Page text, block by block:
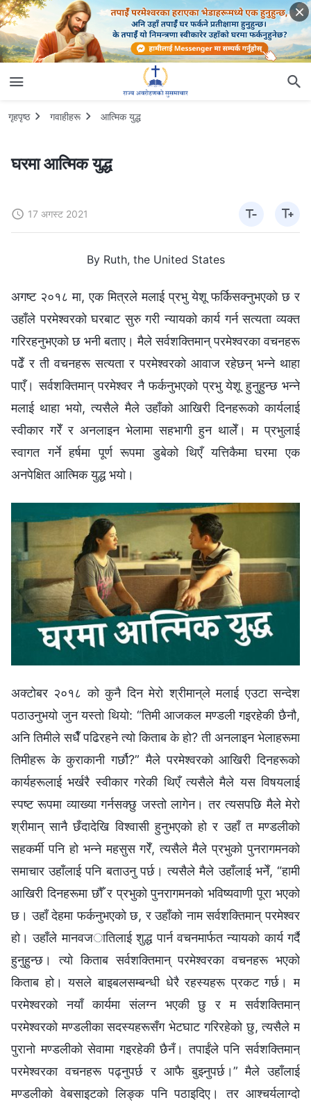
गृहपृष्ठ गवाहीहरू आत्मिक युद्ध
घरमा आत्मिक युद्ध
17 अगस्ट 2021
By Ruth, the United States
अगष्ट २०१८ मा, एक मित्रले मलाई प्रभु येशू फर्किसक्नुभएको छ र
उहाँले परमेश्‍वरको घरबाट सुरु गरी न्यायको कार्य गर्न सत्यता व्यक्त
गरिरहनुभएको छ भनी बताए। मैले सर्वशक्तिमान्‌ परमेश्‍वरका वचनहरू
पढेँ र ती वचनहरू सत्यता र परमेश्‍वरको आवाज रहेछन् भन्‍ने थाहा
पाएँ। सर्वशक्तिमान्‌ परमेश्‍वर नै फर्कनुभएको प्रभु येशू हुनुहुन्छ भन्ने
मलाई थाहा भयो, त्यसैले मैले उहाँको आखिरी दिनहरूको कार्यलाई
स्वीकार गरेँ र अनलाइन भेलामा सहभागी हुन थालेँ। म प्रभुलाई
स्वागत गर्ने हर्षमा पूर्ण रूपमा डुबेको थिएँ यत्तिकैमा घरमा एक
अनपेक्षित आत्मिक युद्ध भयो।
अक्टोबर २०१८ को कुनै दिन मेरो श्रीमान्‌ले मलाई एउटा सन्देश
पठाउनुभयो जुन यस्तो थियो: “तिमी आजकल मण्डली गइरहेकी छैनौ,
अनि तिमीले सधैँ पढिरहने त्यो किताब के हो? ती अनलाइन भेलाहरूमा
तिमीहरू के कुराकानी गर्छौ?” मैले परमेश्‍वरको आखिरी दिनहरूको
कार्यहरूलाई भर्खरै स्वीकार गरेकी थिएँ त्यसैले मैले यस विषयलाई
स्पष्ट रूपमा व्याख्या गर्नसक्छु जस्तो लागेन। तर त्यसपछि मैले मेरो
श्रीमान् सानै छँदादेखि विश्‍वासी हुनुभएको हो र उहाँ त मण्डलीको
सहकर्मी पनि हो भन्‍ने महसुस गरेँ, त्यसैले मैले प्रभुको पुनरागमनको
समाचार उहाँलाई पनि बताउनु पर्छ। त्यसैले मैले उहाँलाई भनेँ, “हामी
आखिरी दिनहरूमा छौँ र प्रभुको पुनरागमनको भविष्यवाणी पूरा भएको
छ। उहाँ देहमा फर्कनुभएको छ, र उहाँको नाम सर्वशक्तिमान्‌ परमेश्‍वर
हो। उहाँले मानवजातिलाई शुद्ध पार्न वचनमार्फत न्यायको कार्य गर्दै
हुनुहुन्छ। त्यो किताब सर्वशक्तिमान्‌ परमेश्‍वरका वचनहरू भएको
किताब हो। यसले बाइबलसम्बन्धी धेरै रहस्यहरू प्रकट गर्छ। म
परमेश्‍वरको नयाँ कार्यमा संलग्न भएकी छु र म सर्वशक्तिमान्‌
परमेश्‍वरको मण्डलीका सदस्यहरूसँग भेटघाट गरिरहेको छु, त्यसैले म
पुरानो मण्डलीको सेवामा गइरहेकी छैनँ। तपाईंले पनि सर्वशक्तिमान्‌
परमेश्‍वरका वचनहरू पढ्नुपर्छ र आफै बुझ्नुपर्छ।” मैले उहाँलाई
मण्डलीको वेबसाइटको लिङ्क पनि पठाइदिए। तर आश्चर्यलाग्दो